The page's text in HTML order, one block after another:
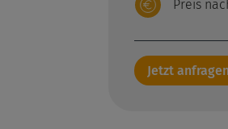
Preis
Jetzt anfragen